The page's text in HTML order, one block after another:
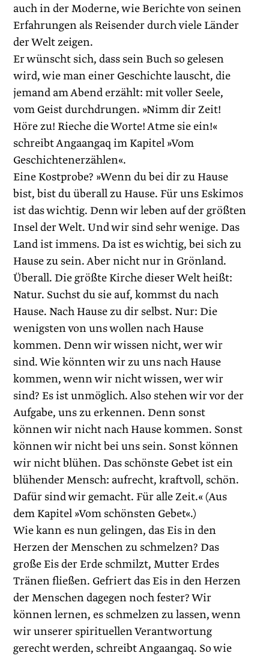
auch in der Moderne, wie Berichte von seinen
Erfahrungen als Reisender durch viele Länder
der Welt zeigen.
Er wünscht sich, dass sein Buch so gelesen
wird, wie man einer Geschichte lauscht, die
jemand am Abend erzählt: mit voller Seele,
vom Geist durchdrungen. »Nimm dir Zeit!
Höre zu! Rieche die Worte! Atme sie ein!«
schreibt Angaangaq im Kapitel »Vom
Geschichtenerzählen«.
Eine Kostprobe? »Wenn du bei dir zu Hause
bist, bist du überall zu Hause. Für uns Eskimos
ist das wichtig. Denn wir leben auf der größten
Insel der Welt. Und wir sind sehr wenige. Das
Land ist immens. Da ist es wichtig, bei sich zu
Hause zu sein. Aber nicht nur in Grönland.
Überall. Die größte Kirche dieser Welt heißt:
Natur. Suchst du sie auf, kommst du nach
Hause. Nach Hause zu dir selbst. Nur: Die
wenigsten von uns wollen nach Hause
kommen. Denn wir wissen nicht, wer wir
sind. Wie könnten wir zu uns nach Hause
kommen, wenn wir nicht wissen, wer wir
sind? Es ist unmöglich. Also stehen wir vor der
Aufgabe, uns zu erkennen. Denn sonst
können wir nicht nach Hause kommen. Sonst
können wir nicht bei uns sein. Sonst können
wir nicht blühen. Das schönste Gebet ist ein
blühender Mensch: aufrecht, kraftvoll, schön.
Dafür sind wir gemacht. Für alle Zeit.« (Aus
dem Kapitel »Vom schönsten Gebet«.)
Wie kann es nun gelingen, das Eis in den
Herzen der Menschen zu schmelzen? Das
große Eis der Erde schmilzt, Mutter Erdes
Tränen fließen. Gefriert das Eis in den Herzen
der Menschen dagegen noch fester? Wir
können lernen, es schmelzen zu lassen, wenn
wir unserer spirituellen Verantwortung
gerecht werden, schreibt Angaangaq. So wie